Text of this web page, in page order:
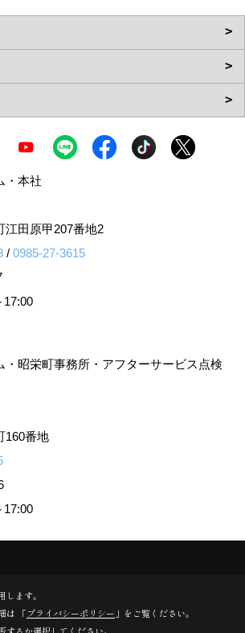
・本社
江田原甲207番地2
/ 0985-27-3615
17:00
・昭栄町事務所・アフターサービス点検
160番地
17:00
Co., Ltd. All Rights Reserved.
エイト
ます。
は 「プライバシーポリシー 」をご覧ください。